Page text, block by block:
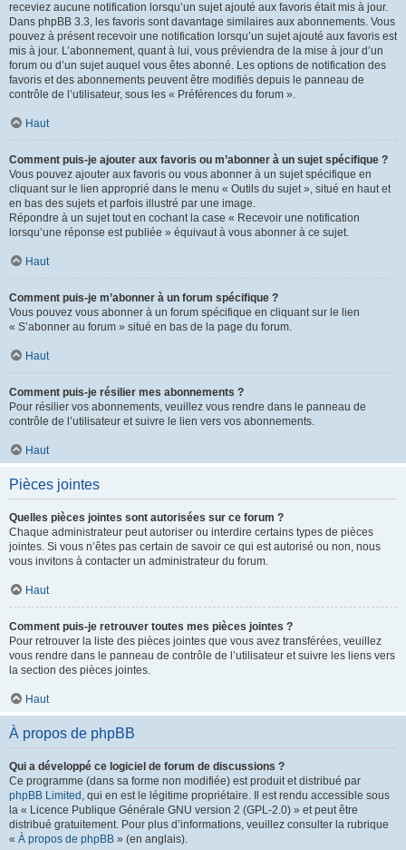
receviez aucune notification lorsqu’un sujet ajouté aux favoris était mis à jour.
Dans phpBB 3.3, les favoris sont davantage similaires aux abonnements. Vous
pouvez à présent recevoir une notification lorsqu’un sujet ajouté aux favoris est
mis à jour. L’abonnement, quant à lui, vous préviendra de la mise à jour d’un
forum ou d’un sujet auquel vous êtes abonné. Les options de notification des
favoris et des abonnements peuvent être modifiés depuis le panneau de
contrôle de l’utilisateur, sous les « Préférences du forum ».
Haut
Comment puis-je ajouter aux favoris ou m’abonner à un sujet spécifique ?
Vous pouvez ajouter aux favoris ou vous abonner à un sujet spécifique en
cliquant sur le lien approprié dans le menu « Outils du sujet », situé en haut et
en bas des sujets et parfois illustré par une image.
Répondre à un sujet tout en cochant la case « Recevoir une notification
lorsqu’une réponse est publiée » équivaut à vous abonner à ce sujet.
Haut
Comment puis-je m’abonner à un forum spécifique ?
Vous pouvez vous abonner à un forum spécifique en cliquant sur le lien
« S’abonner au forum » situé en bas de la page du forum.
Haut
Comment puis-je résilier mes abonnements ?
Pour résilier vos abonnements, veuillez vous rendre dans le panneau de
contrôle de l’utilisateur et suivre le lien vers vos abonnements.
Haut
Pièces jointes
Quelles pièces jointes sont autorisées sur ce forum ?
Chaque administrateur peut autoriser ou interdire certains types de pièces
jointes. Si vous n’êtes pas certain de savoir ce qui est autorisé ou non, nous
vous invitons à contacter un administrateur du forum.
Haut
Comment puis-je retrouver toutes mes pièces jointes ?
Pour retrouver la liste des pièces jointes que vous avez transférées, veuillez
vous rendre dans le panneau de contrôle de l’utilisateur et suivre les liens vers
la section des pièces jointes.
Haut
À propos de phpBB
Qui a développé ce logiciel de forum de discussions ?
Ce programme (dans sa forme non modifiée) est produit et distribué par
phpBB Limited , qui en est le légitime propriétaire. Il est rendu accessible sous
la « Licence Publique Générale GNU version 2 (GPL-2.0) » et peut être
distribué gratuitement. Pour plus d’informations, veuillez consulter la rubrique
« À propos de phpBB » (en anglais).